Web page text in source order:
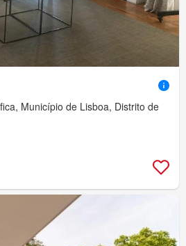
Município de Lisboa, Distrito de